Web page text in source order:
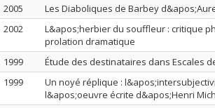
2005
Les Diaboliques de Barbey
2002
L&apos;herbier du souffleur : critique
prolation dramatique
1999
Étude des destinataires dans Escales
1999
Un noyé réplique :
l&apos;oeuvre écrite d&apos;Henri